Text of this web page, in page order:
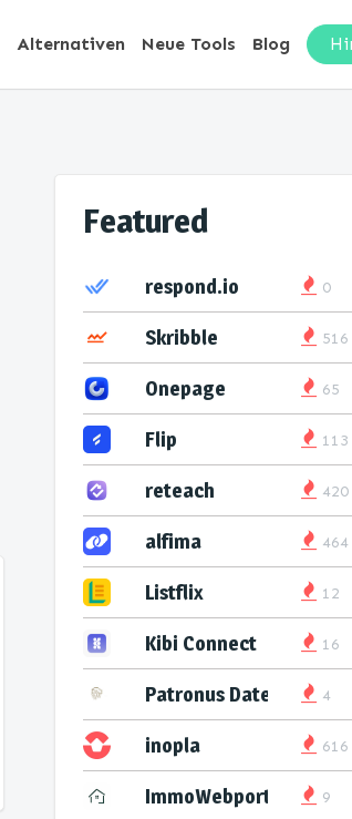
Alternativen Neue Tools Blog
Featured
respond.io 0
Skribble 516
Onepage 65
Flip 113
reteach 420
alfima 464
Listflix 12
Kibi Connect 16
Patronus Datenservice
4
inopla 616
ImmoWebport 9